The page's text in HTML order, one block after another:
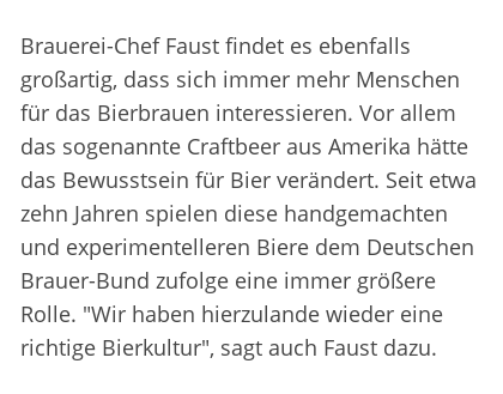
Brauerei-Chef Faust findet es ebenfalls
großartig, dass sich immer mehr Menschen
für das Bierbrauen interessieren. Vor allem
das sogenannte Craftbeer aus Amerika hätte
das Bewusstsein für Bier verändert. Seit etwa
zehn Jahren spielen diese handgemachten
und experimentelleren Biere dem Deutschen
Brauer-Bund zufolge eine immer größere
Rolle. "Wir haben hierzulande wieder eine
richtige Bierkultur", sagt auch Faust dazu.